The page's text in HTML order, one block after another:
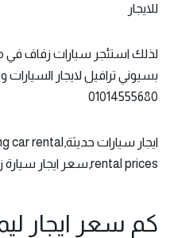
للايجار
لذلك استئجر سيارات زفاف
01014555680
rental prices,سعر ايجار سيارة زفاف,سيارات زفاف للايجار في مصر
كم سعر ايجار